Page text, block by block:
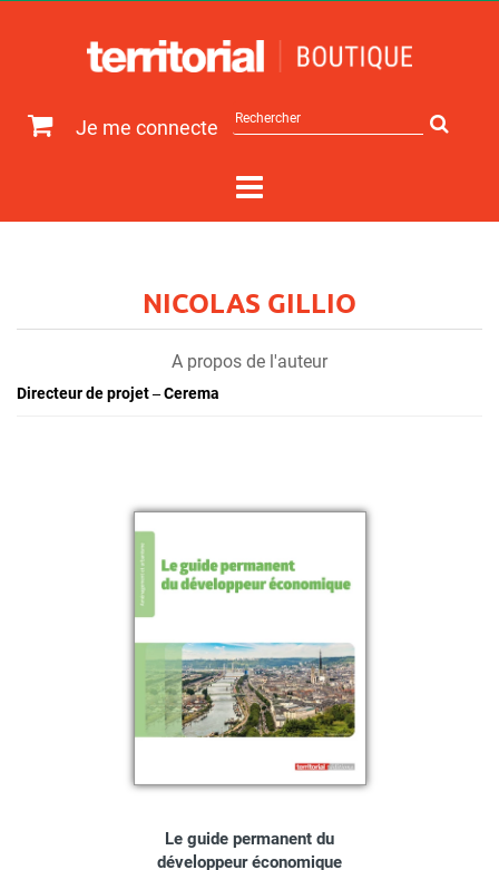
Je me connecte
sur
NICOLAS GILLIO
A propos de l'auteur
Directeur de projet ‒ Cerema
Le guide permanent du
développeur économique